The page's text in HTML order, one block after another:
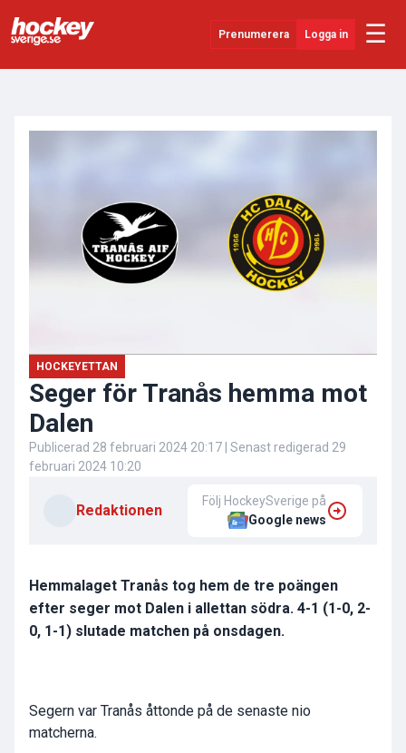
Prenumerera Logga in ☰
HOCKEYETTAN
Seger för Tranås hemma mot
Dalen
Publicerad 28 februari 2024 20:17 | Senast redigerad 29
februari 2024 10:20
Redaktionen
Följ HockeySverige på
Google news
Hemmalaget Tranås tog hem de tre poängen
efter seger mot Dalen i allettan södra. 4-1 (1-0, 2-
0, 1-1) slutade matchen på onsdagen.
Segern var Tranås åttonde på de senaste nio
matcherna.